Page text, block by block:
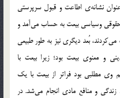
نشانه‌ی اطاعت و قبول سرپرستی
وسیاسی بیعت به حساب می‌آمد و
بُعد دیگری نیز به طور طبیعی
و معنوی بیعت بود؛ زیرا بیعت با
وی مطلبی بود فراتر از بیعت با یک
و منافع مادی انجام می‌شد. در